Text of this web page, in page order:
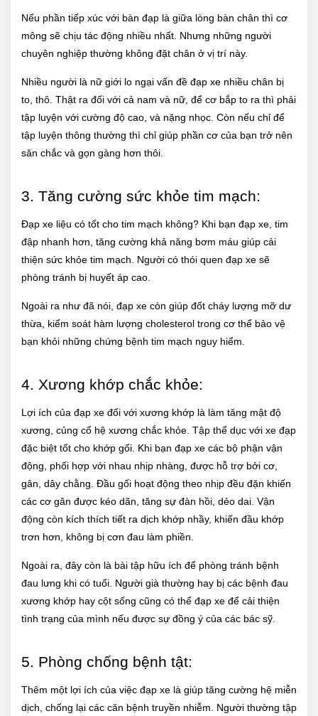
Nếu phần tiếp xúc với bàn đạp là giữa lòng bàn chân thì cơ
mông sẽ chịu tác động nhiều nhất. Nhưng những người
chuyên nghiệp thường không đặt chân ở vị trí này.
Nhiều người là nữ giới lo ngại vấn đề đạp xe nhiều chân bị
to, thô. Thật ra đối với cả nam và nữ, để cơ bắp to ra thì phải
tập luyện với cường độ cao, và nặng nhọc. Còn nếu chỉ để
tập luyện thông thường thì chỉ giúp phần cơ của bạn trở nên
săn chắc và gọn gàng hơn thôi.
3. Tăng cường sức khỏe tim mạch:
Đạp xe liệu có tốt cho tim mạch không? Khi bạn đạp xe, tim
đập nhanh hơn, tăng cường khả năng bơm máu giúp cải
thiện sức khỏe tim mạch. Người có thói quen đạp xe sẽ
phòng tránh bị huyết áp cao.
Ngoài ra như đã nói, đạp xe còn giúp đốt cháy lượng mỡ dư
thừa, kiểm soát hàm lượng cholesterol trong cơ thể bảo vệ
bạn khỏi những chứng bệnh tim mạch nguy hiểm.
4. Xương khớp chắc khỏe:
Lợi ích của đạp xe đối với xương khớp là làm tăng mật độ
xương, củng cố hệ xương chắc khỏe. Tập thể dục với xe đạp
đặc biệt tốt cho khớp gối. Khi bạn đạp xe các bộ phận vận
động, phối hợp với nhau nhịp nhàng, được hỗ trợ bởi cơ,
gân, dây chằng. Đầu gối hoạt động theo nhịp đều đặn khiến
các cơ gân được kéo dãn, tăng sự đàn hồi, dẻo dai. Vận
động còn kích thích tiết ra dịch khớp nhầy, khiến đầu khớp
trơn hơn, không bị cơn đau làm phiền.
Ngoài ra, đây còn là bài tập hữu ích để phòng tránh bệnh
đau lưng khi có tuổi. Người già thường hay bị các bệnh đau
xương khớp hay cột sống cũng có thể đạp xe để cải thiện
tình trạng của mình nếu được sự đồng ý của các bác sỹ.
5. Phòng chống bệnh tật:
Thêm một lợi ích của việc đạp xe là giúp tăng cường hệ miễn
dịch, chống lại các căn bệnh truyền nhiễm. Người thường tập